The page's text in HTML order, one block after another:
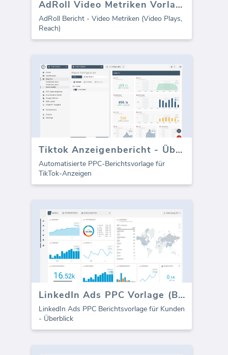
AdRoll Video Metriken Vorlage (Bericht)
AdRoll Bericht - Video Metriken (Video Plays,
Reach)
Tiktok Anzeigenbericht - Überblick
Automatisierte PPC-Berichtsvorlage für
TikTok-Anzeigen
LinkedIn Ads PPC Vorlage (Bericht)
LinkedIn Ads PPC Berichtsvorlage für Kunden
- Überblick